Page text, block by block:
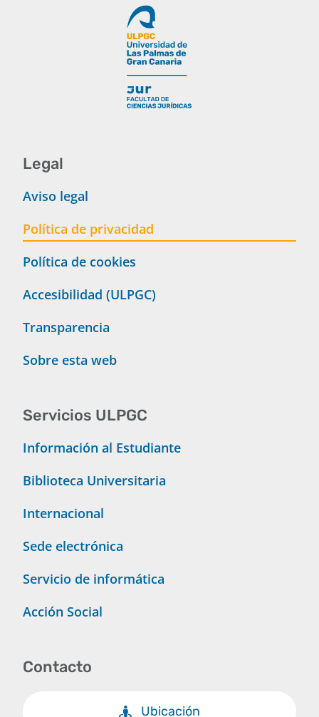
Legal
Aviso legal
Política de privacidad
Política de cookies
Accesibilidad (ULPGC)
Transparencia
Sobre esta web
Servicios ULPGC
Información al Estudiante
Biblioteca Universitaria
Internacional
Sede electrónica
Servicio de informática
Acción Social
Contacto
Ubicación